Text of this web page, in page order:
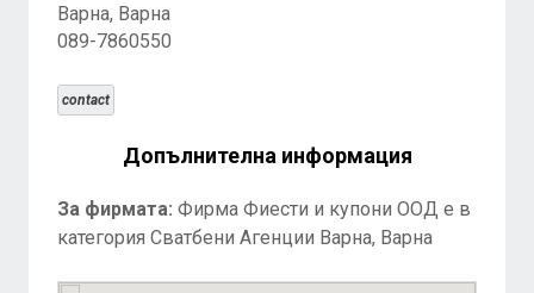
Варна, Варна
089-7860550
contact
Допълнителна информация
За фирмата: Фирма Фиести и купони ООД е в
категория Сватбени Агенции Варна, Варна